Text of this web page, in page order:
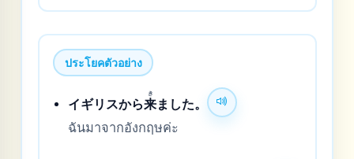
ประโยคตัวอย่าง
イギリスから来
き
ました。
ฉันมาจากอังกฤษค่ะ